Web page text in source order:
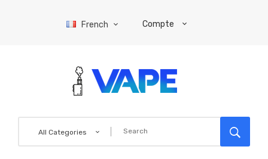
French Compte
All Categories